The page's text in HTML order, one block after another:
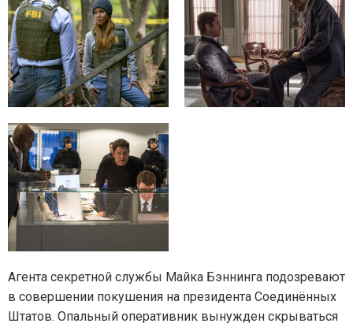
Агента секретной службы Майка Бэннинга подозревают
в совершении покушения на президента Соединённых
Штатов. Опальный оперативник вынужден скрываться